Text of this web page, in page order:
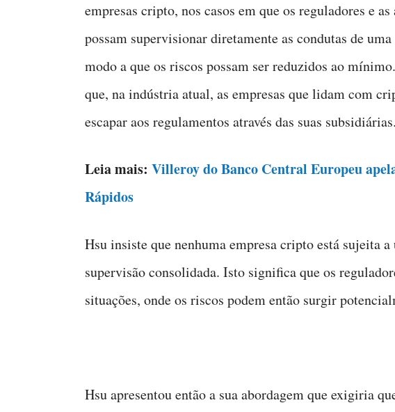
empresas cripto, nos casos em que os reguladores e
possam supervisionar diretamente as condutas de
modo a que os riscos possam ser reduzidos ao
que, na indústria atual, as empresas que lidam com
escapar aos regulamentos através das suas subsidiárias.
Leia mais: Villeroy do Banco Central Europeu
Rápidos
Hsu insiste que nenhuma empresa cripto está sujeita
supervisão consolidada. Isto significa que os
situações, onde os riscos podem então surgir
Hsu apresentou então a sua abordagem que exigiria